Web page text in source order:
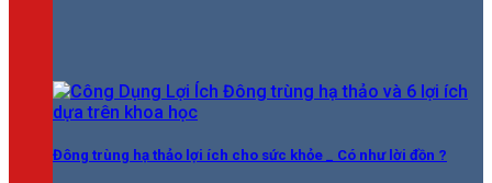
Đông trùng hạ thảo lợi ích cho sức khỏe _ Có như lời đồn ?